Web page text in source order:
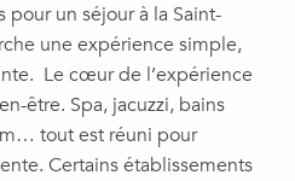
un séjour à la Saint-
une expérience simple,
Le cœur de l’expérience
être. Spa, jacuzzi, bains
tout est réuni pour
Certains établissements